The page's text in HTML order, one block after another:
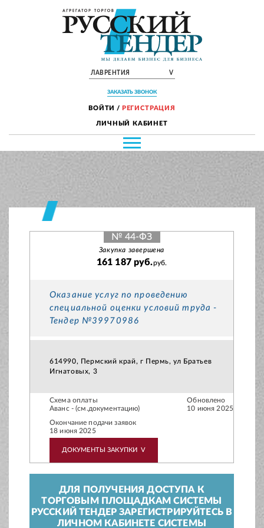
ЛАВРЕНТИЯ V
ЗАКАЗАТЬ ЗВОНОК
ВОЙТИ / РЕГИСТРАЦИЯ
ЛИЧНЫЙ КАБИНЕТ
№ 44-ФЗ
Закупка завершена
161 187 руб.руб.
Оказание услуг по проведению
специальной оценки условий труда -
Тендер №39970986
614990, Пермский край, г Пермь, ул Братьев
Игнатовых, 3
Схема оплаты
Аванс - (см.документацию)
Обновлено
10 июня 2025
Окончание подачи заявок
18 июня 2025
ДОКУМЕНТЫ ЗАКУПКИ V
ДЛЯ ПОЛУЧЕНИЯ ДОСТУПА К
ТОРГОВЫМ ПЛОЩАДКАМ СИСТЕМЫ
РУССКИЙ ТЕНДЕР ЗАРЕГИСТРИРУЙТЕСЬ В
ЛИЧНОМ КАБИНЕТЕ СИСТЕМЫ